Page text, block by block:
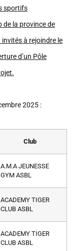
sportifs
la province de
à rejoindre le
d’un Pôle
2025 :
Club
A.M.A JEUNESSE
GYM ASBL
ACADEMY TIGER
CLUB ASBL
ACADEMY TIGER
CLUB ASBL